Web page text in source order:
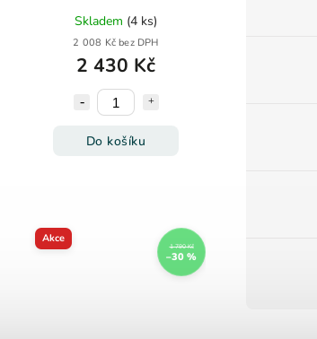
Skladem (4 ks)
2 008 Kč bez DPH
2 430 Kč
Do košíku
Akce
1 790 Kč
–30 %